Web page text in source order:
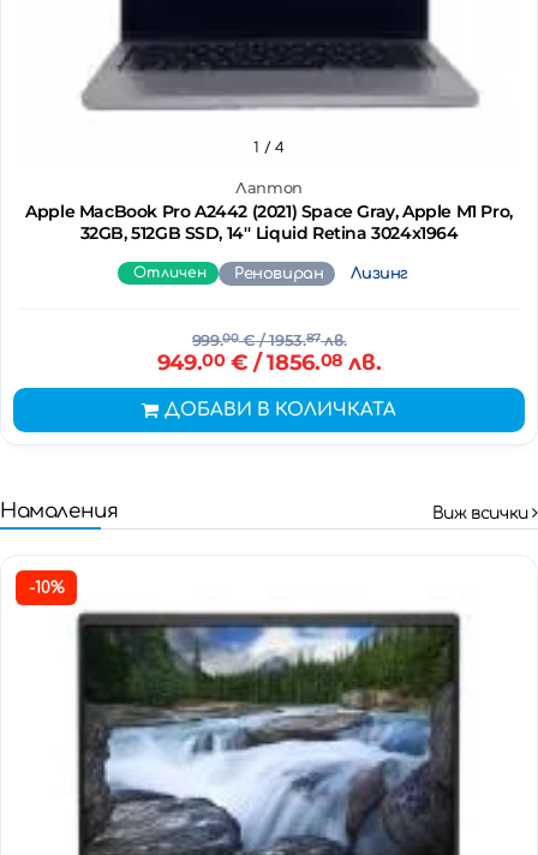
Лаптоп
Apple MacBook Pro A2442 (2021) Space Gray, Apple M1 Pro,
32GB, 512GB SSD, 14'' Liquid Retina 3024x1964
1 / 4
Отличен Реновиран Лизинг
999.00€/ 1953.87лв.
949.00€ / 1856.08 лв.
ДОБАВИ В КОЛИЧКАТА
Намаления Виж всички
-10%